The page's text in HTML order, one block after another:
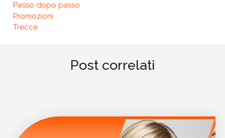
Passo dopo passo
Promozioni
Trecce
Post correlati